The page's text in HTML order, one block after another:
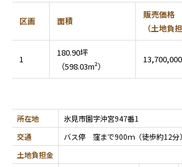
区画 面積
販売価格
（土地負
1
180.90坪
（598.03m²）
所在地
氷見市園字沖宮947番1
交通
バス停 窪まで900ｍ（徒歩約12分）
土地負担金